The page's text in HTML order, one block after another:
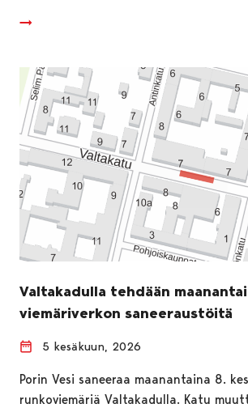
Valtakadulla tehdään
viemäriverkon saneeraustöitä
5 kesäkuun, 2026
Porin Vesi saneeraa maanantaina 8.
runkoviemäriä Valtakadulla. Katu